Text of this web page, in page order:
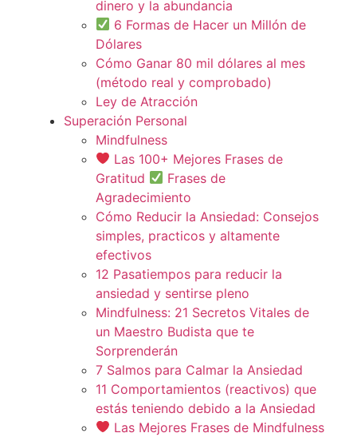
dinero y la abundancia
6 Formas de Hacer un Millón de
Dólares
Cómo Ganar 80 mil dólares al mes
(método real y comprobado)
Ley de Atracción
Superación Personal
Mindfulness
Las 100+ Mejores Frases de
Gratitud
Frases de
Agradecimiento
Cómo Reducir la Ansiedad: Consejos
simples, practicos y altamente
efectivos
12 Pasatiempos para reducir la
ansiedad y sentirse pleno
Mindfulness: 21 Secretos Vitales de
un Maestro Budista que te
Sorprenderán
7 Salmos para Calmar la Ansiedad
11 Comportamientos (reactivos) que
estás teniendo debido a la Ansiedad
Las Mejores Frases de Mindfulness